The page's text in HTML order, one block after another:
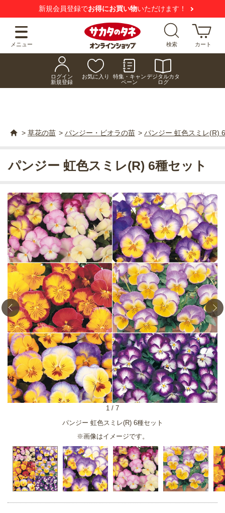
新規会員登録でお得にお買い物いただけます！
メニュー 検索 カート
ログイン
新規登録
お気に入り
特集・キャン
ペーン
デジタルカタ
ログ
> 草花の苗 > パンジー・ビオラの苗 > パンジー 虹色スミレ(R)
パンジー 虹色スミレ(R) 6種セット
※画像はイメージです。
1 / 7
パンジー 虹色スミレ(R) 6種セット